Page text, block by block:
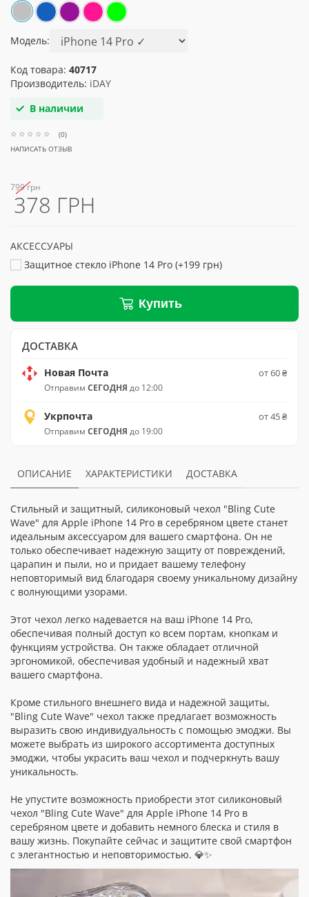
Модель:
Код товара: 40717
Производитель: iDAY
В наличии
(0)
НАПИСАТЬ ОТЗЫВ
799 грн
378 ГРН
АКСЕССУАРЫ
Защитное стекло iPhone 14 Pro (+199 грн)
Купить
ДОСТАВКА
Новая Почта
Отправим СЕГОДНЯ до 12:00
от 60 ₴
Укрпочта
Отправим СЕГОДНЯ до 19:00
от 45 ₴
ОПИСАНИЕ ХАРАКТЕРИСТИКИ ДОСТАВКА
Стильный и защитный, силиконовый чехол "Bling Cute
Wave" для Apple iPhone 14 Pro в серебряном цвете станет
идеальным аксессуаром для вашего смартфона. Он не
только обеспечивает надежную защиту от повреждений,
царапин и пыли, но и придает вашему телефону
неповторимый вид благодаря своему уникальному дизайну
с волнующими узорами.
Этот чехол легко надевается на ваш iPhone 14 Pro,
обеспечивая полный доступ ко всем портам, кнопкам и
функциям устройства. Он также обладает отличной
эргономикой, обеспечивая удобный и надежный хват
вашего смартфона.
Кроме стильного внешнего вида и надежной защиты,
"Bling Cute Wave" чехол также предлагает возможность
выразить свою индивидуальность с помощью эмоджи. Вы
можете выбрать из широкого ассортимента доступных
эмоджи, чтобы украсить ваш чехол и подчеркнуть вашу
уникальность.
Не упустите возможность приобрести этот силиконовый
чехол "Bling Cute Wave" для Apple iPhone 14 Pro в
серебряном цвете и добавить немного блеска и стиля в
вашу жизнь. Покупайте сейчас и защитите свой смартфон
с элегантностью и неповторимостью. 💎✨